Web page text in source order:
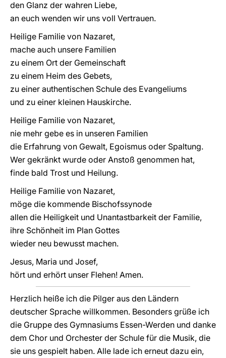
den Glanz der wahren Liebe,
an euch wenden wir uns voll Vertrauen.
Heilige Familie von Nazaret,
mache auch unsere Familien
zu einem Ort der Gemeinschaft
zu einem Heim des Gebets,
zu einer authentischen Schule des Evangeliums
und zu einer kleinen Hauskirche.
Heilige Familie von Nazaret,
nie mehr gebe es in unseren Familien
die Erfahrung von Gewalt, Egoismus oder Spaltung.
Wer gekränkt wurde oder Anstoß genommen hat,
finde bald Trost und Heilung.
Heilige Familie von Nazaret,
möge die kommende Bischofssynode
allen die Heiligkeit und Unantastbarkeit der Familie,
ihre Schönheit im Plan Gottes
wieder neu bewusst machen.
Jesus, Maria und Josef,
hört und erhört unser Flehen! Amen.
Herzlich heiße ich die Pilger aus den Ländern
deutscher Sprache willkommen. Besonders grüße ich
die Gruppe des Gymnasiums Essen-Werden und danke
dem Chor und Orchester der Schule für die Musik, die
sie uns gespielt haben. Alle lade ich erneut dazu ein,